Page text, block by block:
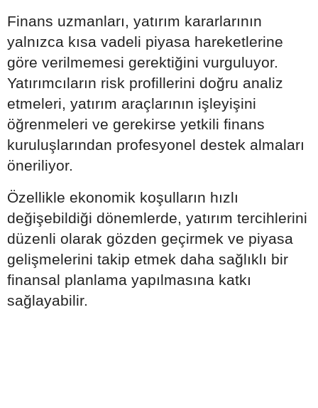
Finans uzmanları, yatırım kararlarının
yalnızca kısa vadeli piyasa hareketlerine
göre verilmemesi gerektiğini vurguluyor.
Yatırımcıların risk profillerini doğru analiz
etmeleri, yatırım araçlarının işleyişini
öğrenmeleri ve gerekirse yetkili finans
kuruluşlarından profesyonel destek almaları
öneriliyor.
Özellikle ekonomik koşulların hızlı
değişebildiği dönemlerde, yatırım tercihlerini
düzenli olarak gözden geçirmek ve piyasa
gelişmelerini takip etmek daha sağlıklı bir
finansal planlama yapılmasına katkı
sağlayabilir.